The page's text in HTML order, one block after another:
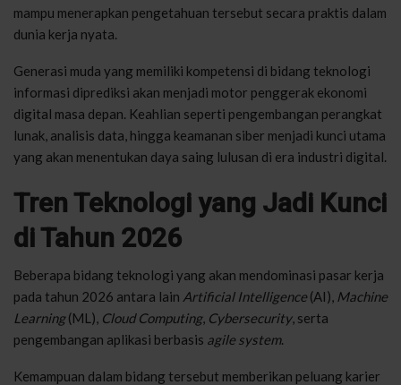
mampu menerapkan pengetahuan tersebut secara praktis dalam
dunia kerja nyata.
Generasi muda yang memiliki kompetensi di bidang teknologi
informasi diprediksi akan menjadi motor penggerak ekonomi
digital masa depan. Keahlian seperti pengembangan perangkat
lunak, analisis data, hingga keamanan siber menjadi kunci utama
yang akan menentukan daya saing lulusan di era industri digital.
Tren Teknologi yang Jadi Kunci
di Tahun 2026
Beberapa bidang teknologi yang akan mendominasi pasar kerja
pada tahun 2026 antara lain Artificial Intelligence(AI), Machine
Learning(ML), Cloud Computing, Cybersecurity, serta
pengembangan aplikasi berbasis agile system.
Kemampuan dalam bidang tersebut memberikan peluang karier